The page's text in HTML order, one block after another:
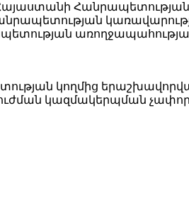
Հայաստանի
կողմից
կազմակերպման